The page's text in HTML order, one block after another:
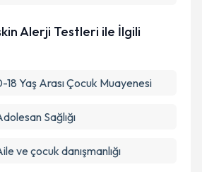
Alerji Testleri ile İlgili
18 Yaş Arası Çocuk Muayenesi
Sağlığı
ve çocuk danışmanlığı